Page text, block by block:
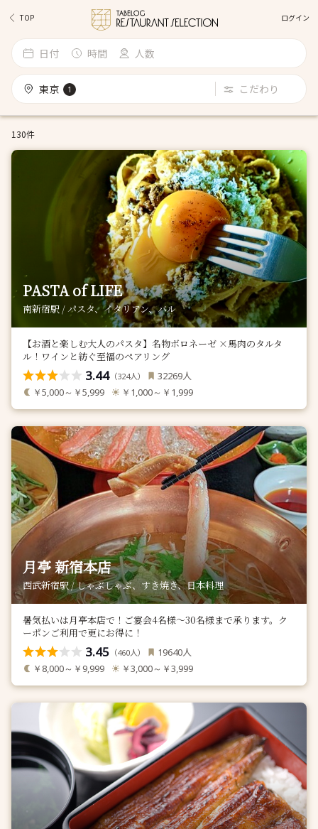
TOP ログイン
日付 時間 人数
東京 1 こだわり
130件
PASTA of LIFE
南新宿駅 / パスタ、イタリアン、バル
【お酒と楽しむ大人のパスタ】名物ボロネーゼ ×馬肉のタルタ
ル！ワインと紡ぐ至福のペアリング
3.44（324人） 32269人
￥5,000～￥5,999 ￥1,000～￥1,999
月亭 新宿本店
西武新宿駅 / しゃぶしゃぶ、すき焼き、日本料理
暑気払いは月亭本店で！ご宴会4名様～30名様まで承ります。ク
ーポンご利用で更にお得に！
3.45 （460人） 19640人
￥8,000～￥9,999 ￥3,000～￥3,999